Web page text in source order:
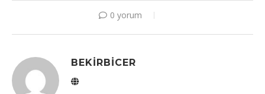
0 yorum
BEKIRBICER